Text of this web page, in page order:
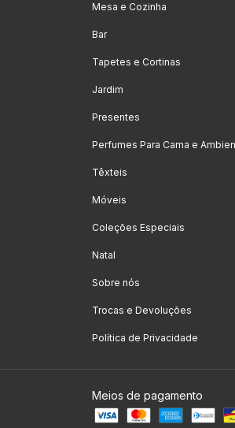
Mesa e Cozinha
Bar
Tapetes e Cortinas
Jardim
Presentes
Perfumes Para Cama e
Têxteis
Móveis
Coleções Especiais
Natal
Sobre nós
Trocas e Devoluções
Política de Privacidade
Meios de pagamento